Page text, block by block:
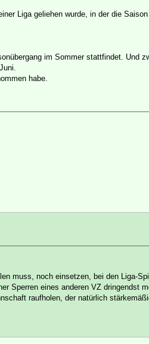
Liga geliehen wurde, in der die
im Sommer stattfindet. Und
habe.
muss, noch einsetzen, bei den Liga-
Sperren eines anderen VZ dringendst
raufholen, der natürlich